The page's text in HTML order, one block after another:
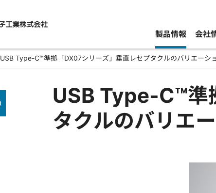
製品情報 会社
USB Type-C™準拠「DX07シリーズ」垂直レセプタクルのバリエーシ
USB Type-C™準
タクルのバリエ